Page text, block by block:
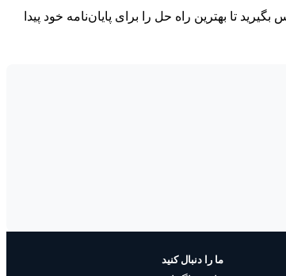
تا بهترین راه حل را برای پایان‌نامه خود پیدا
ما را دنبال کنید